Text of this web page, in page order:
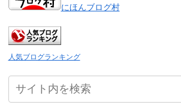
にほんブログ村
人気ブログランキング